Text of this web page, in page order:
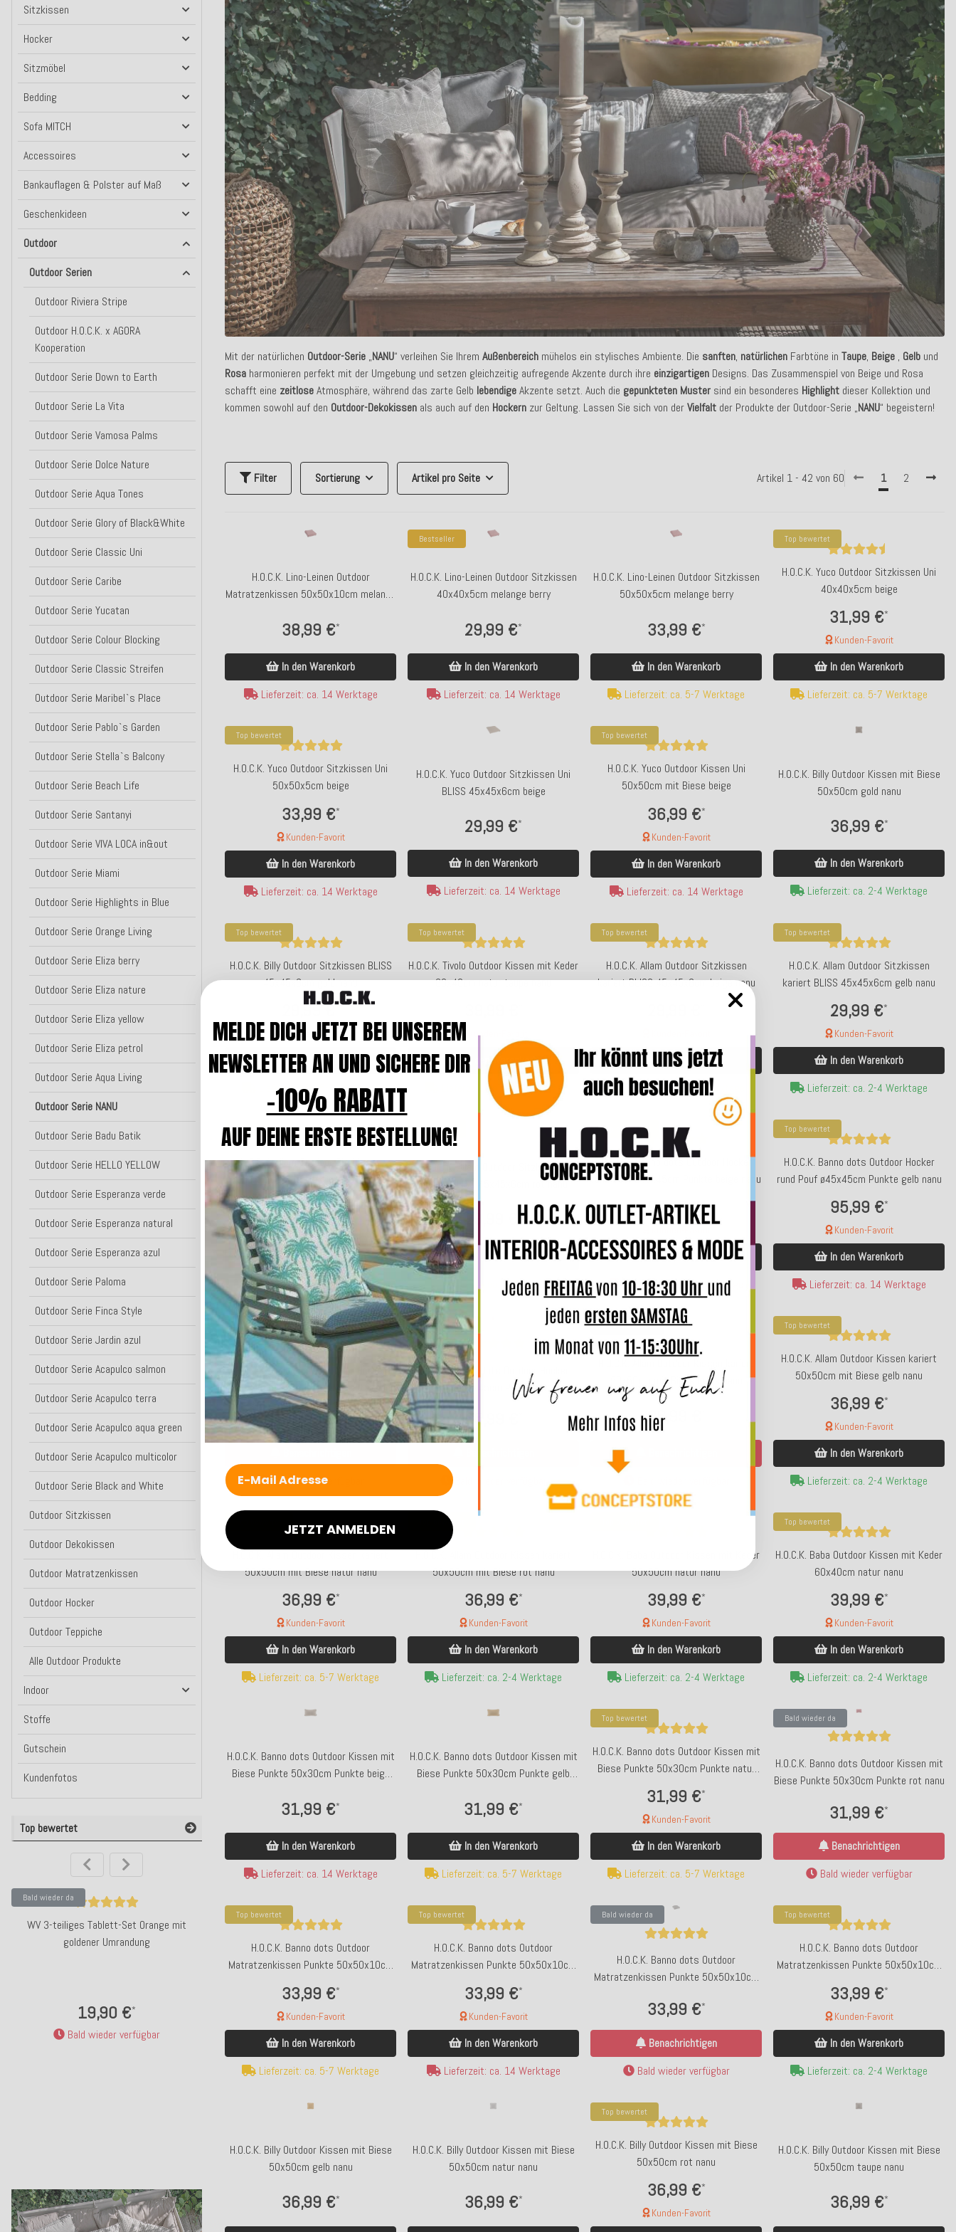
Mit der natürlichen Outdoor-Serie „NANU“ verleihen Sie Ihrem Außenbereich mühelos ein stylisches Ambiente. Die sanften, natürlichen Farbtöne in Taupe, Beige , Gelb und
Rosa harmonieren perfekt mit der Umgebung und setzen gleichzeitig aufregende Akzente durch ihre einzigartigen Designs. Das Zusammenspiel von Beige und Rosa
schafft eine zeitloseAtmosphäre, während das zarte Gelb lebendigeAkzente setzt. Auch die gepunkteten Muster sind ein besonderes Highlight dieser Kollektion und
kommen sowohl auf den Outdoor-Dekokissen als auch auf den Hockern zur Geltung. Lassen Sie sich von derVielfalt der Produkte der Outdoor-Serie „NANU“ begeistern!
Filter Sortierung Artikel pro Seite Artikel 1 - 42 von 60 1 2
H.O.C.K. Lino-Leinen Outdoor
Matratzenkissen 50x50x10cm melange
38,99 €*
In den Warenkorb
Lieferzeit: ca. 14 Werktage
Bestseller
H.O.C.K. Lino-Leinen Outdoor Sitzkissen
40x40x5cm melange berry
29,99 €*
In den Warenkorb
Lieferzeit: ca. 14 Werktage
H.O.C.K. Lino-Leinen Outdoor Sitzkissen
50x50x5cm melange berry
33,99 €*
In den Warenkorb
Lieferzeit: ca. 5-7 Werktage
Top bewertet
H.O.C.K. Yuco Outdoor Sitzkissen Uni
40x40x5cm beige
31,99 €*
Kunden-Favorit
In den Warenkorb
Lieferzeit: ca. 5-7 Werktage
Top bewertet
H.O.C.K. Yuco Outdoor Sitzkissen Uni
50x50x5cm beige
33,99 €*
Kunden-Favorit
In den Warenkorb
Lieferzeit: ca. 14 Werktage
H.O.C.K. Yuco Outdoor Sitzkissen Uni
BLISS 45x45x6cm beige
29,99 €*
In den Warenkorb
Lieferzeit: ca. 14 Werktage
Top bewertet
H.O.C.K. Yuco Outdoor Kissen Uni
50x50cm mit Biese beige
36,99 €*
Kunden-Favorit
In den Warenkorb
Lieferzeit: ca. 14 Werktage
H.O.C.K. Billy Outdoor Kissen mit Biese
50x50cm gold nanu
36,99 €*
In den Warenkorb
Lieferzeit: ca. 2-4 Werktage
Top bewertet
H.O.C.K. Billy Outdoor Sitzkissen BLISS
45x45x6cm gold nanu
29,99 €*
Kunden-Favorit
In den Warenkorb
Lieferzeit: ca. 5-7 Werktage
Top bewertet
H.O.C.K. Tivolo Outdoor Kissen mit Keder
60x40cm natur taupe nanu
Kunden-Favorit
In den Warenkorb
Lieferzeit: ca. 5-7 Werktage
Top bewertet
H.O.C.K. Allam Outdoor Sitzkissen
kariert BLISS 45x45x6cm beige nanu
In den Warenkorb
Lieferzeit: ca. 5-7 Werktage
Top bewertet
H.O.C.K. Allam Outdoor Sitzkissen
kariert BLISS 45x45x6cm gelb nanu
29,99 €*
Kunden-Favorit
In den Warenkorb
Lieferzeit: ca. 2-4 Werktage
Top bewertet
H.O.C.K. Allam Outdoor Sitzkissen
kariert BLISS 45x45x6cm natur nanu
29,99 €*
Kunden-Favorit
In den Warenkorb
Lieferzeit: ca. 5-7 Werktage
Bestseller
H.O.C.K. Allam Outdoor Sitzkissen
kariert BLISS 45x45x6cm rot nanu
29,99 € *
In den Warenkorb
Lieferzeit: ca. 5-7 Werktage
Top bewertet
H.O.C.K. Banno dots Outdoor Hocker
rund Pouf ø45x45cm Punkte beige nanu
95,99 €*
In den Warenkorb
Lieferzeit: ca. 14 Werktage
Top bewertet
H.O.C.K. Banno dots Outdoor Hocker
rund Pouf ø45x45cm Punkte gelb nanu
95,99 €*
Kunden-Favorit
In den Warenkorb
Lieferzeit: ca. 14 Werktage
Bald wieder da
H.O.C.K. Banno dots Outdoor Hocker
rund Pouf ø45x45cm Punkte natur nanu
95,99 €*
Bald wieder verfügbar
Bald wieder da
H.O.C.K. Banno dots Outdoor Hocker
rund Pouf ø45x45cm Punkte rot nanu
95,99 €
Bald wieder verfügbar
Bald wieder da
50x50cm mit Biese beige nanu
36,99 €
Top bewertet
H.O.C.K. Allam Outdoor Kissen kariert
50x50cm mit Biese gelb nanu
36,99 €*
Kunden-Favorit
In den Warenkorb
Lieferzeit: ca. 2-4 Werktage
50x50cm mit Biese natur nanu
36,99 €*
Kunden-Favorit
In den Warenkorb
Lieferzeit: ca. 5-7 Werktage
Top bewertet
50x50cm mit Biese rot nanu
36,99 €*
Kunden-Favorit
In den Warenkorb
Lieferzeit: ca. 2-4 Werktage
H.O.C.K. Baba Outdoor Kissen mit Keder
50x50cm natur nanu
39,99 €*
Kunden-Favorit
In den Warenkorb
Lieferzeit: ca. 2-4 Werktage
Top bewertet
H.O.C.K. Baba Outdoor Kissen mit Keder
60x40cm natur nanu
39,99 €*
Kunden-Favorit
In den Warenkorb
Lieferzeit: ca. 2-4 Werktage
H.O.C.K. Banno dots Outdoor Kissen mit
Biese Punkte 50x30cm Punkte beige
31,99 €*
In den Warenkorb
Lieferzeit: ca. 14 Werktage
H.O.C.K. Banno dots Outdoor Kissen mit
Biese Punkte 50x30cm Punkte gelb
31,99 €*
In den Warenkorb
Lieferzeit: ca. 5-7 Werktage
Top bewertet
H.O.C.K. Banno dots Outdoor Kissen mit
Biese Punkte 50x30cm Punkte natur
31,99 €*
Kunden-Favorit
In den Warenkorb
Lieferzeit: ca. 5-7 Werktage
Bald wieder da
H.O.C.K. Banno dots Outdoor Kissen mit
Biese Punkte 50x30cm Punkte rot nanu
31,99 €*
Benachrichtigen
Bald wieder verfügbar
Top bewertet
H.O.C.K. Banno dots Outdoor
Matratzenkissen Punkte 50x50x10cm
33,99 €*
Kunden-Favorit
In den Warenkorb
Lieferzeit: ca. 5-7 Werktage
Top bewertet
H.O.C.K. Banno dots Outdoor
Matratzenkissen Punkte 50x50x10cm
33,99 €*
Kunden-Favorit
In den Warenkorb
Lieferzeit: ca. 14 Werktage
Bald wieder da
H.O.C.K. Banno dots Outdoor
Matratzenkissen Punkte 50x50x10cm
33,99 €*
Benachrichtigen
Bald wieder verfügbar
Top bewertet
H.O.C.K. Banno dots Outdoor
Matratzenkissen Punkte 50x50x10cm
33,99 €*
Kunden-Favorit
In den Warenkorb
Lieferzeit: ca. 2-4 Werktage
H.O.C.K. Billy Outdoor Kissen mit Biese
50x50cm gelb nanu
36,99 €*
H.O.C.K. Billy Outdoor Kissen mit Biese
50x50cm natur nanu
36,99 €*
Top bewertet
H.O.C.K. Billy Outdoor Kissen mit Biese
50x50cm rot nanu
36,99 €*
Kunden-Favorit
H.O.C.K. Billy Outdoor Kissen mit Biese
50x50cm taupe nanu
36,99 €*
Sitzkissen
Hocker
Sitzmöbel
Bedding
Sofa MITCH
Accessoires
Bankauflagen & Polster auf Maß
Geschenkideen
Outdoor
Outdoor Serien
Outdoor Riviera Stripe
Outdoor H.O.C.K. x AGORA
Kooperation
Outdoor Serie Down to Earth
Outdoor Serie La Vita
Outdoor Serie Vamosa Palms
Outdoor Serie Dolce Nature
Outdoor Serie Aqua Tones
Outdoor Serie Glory of Black&White
Outdoor Serie Classic Uni
Outdoor Serie Caribe
Outdoor Serie Yucatan
Outdoor Serie Colour Blocking
Outdoor Serie Classic Streifen
Outdoor Serie Maribel`s Place
Outdoor Serie Pablo`s Garden
Outdoor Serie Stella`s Balcony
Outdoor Serie Beach Life
Outdoor Serie Santanyi
Outdoor Serie VIVA LOCA in&out
Outdoor Serie Miami
Outdoor Serie Highlights in Blue
Outdoor Serie Orange Living
Outdoor Serie Eliza berry
Outdoor Serie Eliza nature
Outdoor Serie Eliza yellow
Outdoor Serie Eliza petrol
Outdoor Serie Aqua Living
Outdoor Serie NANU
Outdoor Serie Badu Batik
Outdoor Serie HELLO YELLOW
Outdoor Serie Esperanza verde
Outdoor Serie Esperanza natural
Outdoor Serie Esperanza azul
Outdoor Serie Paloma
Outdoor Serie Finca Style
Outdoor Serie Jardin azul
Outdoor Serie Acapulco salmon
Outdoor Serie Acapulco terra
Outdoor Serie Acapulco aqua green
Outdoor Serie Acapulco multicolor
Outdoor Serie Black and White
Outdoor Sitzkissen
Outdoor Dekokissen
Outdoor Matratzenkissen
Outdoor Hocker
Outdoor Teppiche
Alle Outdoor Produkte
Indoor
Stoffe
Gutschein
Kundenfotos
Top bewertet
Bald wieder da
WV 3-teiliges Tablett-Set Orange mit
goldener Umrandung
19,90 €*
Bald wieder verfügbar
WV Kerzenleuchter Tulpe rot klein 8x18,5cm
12,90 €
Bald wieder verfügbar
GIFTY Kühlmanschette Weinkühler, "La dolce
Vino" Italia | rot weiß
19,90 €
Bald wieder verfügbar
ppd Servietten "Pasta La Vista Baby"
33x33cm Streifen gelb weiß Napkin
4,50 €
Kunden-Favorit
Lieferzeit: ca. 2-3 Werktage
H.O.C.K. Conceptstore TICKET |
DELUXE 06.08.2026 by
49,00 €
Bald wieder
MELDE DICH JETZT BEI UNSEREM
NEWSLETTER AN UND SICHERE DIR
-10% RABATT
AUF DEINE ERSTE BESTELLUNG!
JETZT ANMELDEN